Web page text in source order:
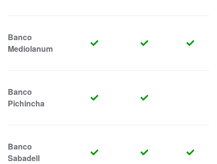
Banco
Mediolanum
Banco
Pichincha
Banco
Sabadell